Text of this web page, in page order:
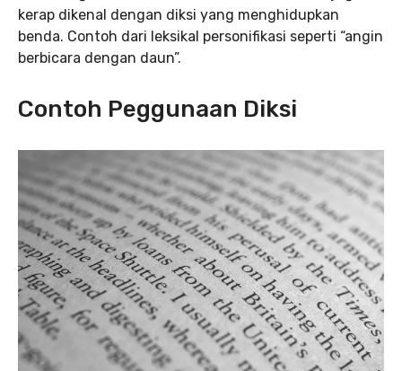
kerap dikenal dengan diksi yang menghidupkan
benda. Contoh dari leksikal personifikasi seperti “angin
berbicara dengan daun”.
Contoh Peggunaan Diksi